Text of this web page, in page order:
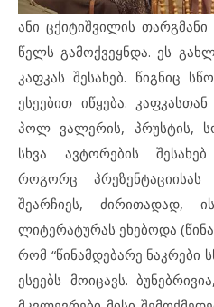
ანი ცქიტიშვილის
წელს გამოქვეყნდა. ეს
კაფკას შესახებ. წიგნიც
ესეებით იწყება.
პოლ ვალერის, პრუსტის,
სხვა ავტორების
როგორც პრეზენტაციისას
შეარჩიეს, ძირითადად,
ლიტერატურას ეხებოდა
რომ “წინამდებარე ნაკრები
ესეებს მოიცავს.